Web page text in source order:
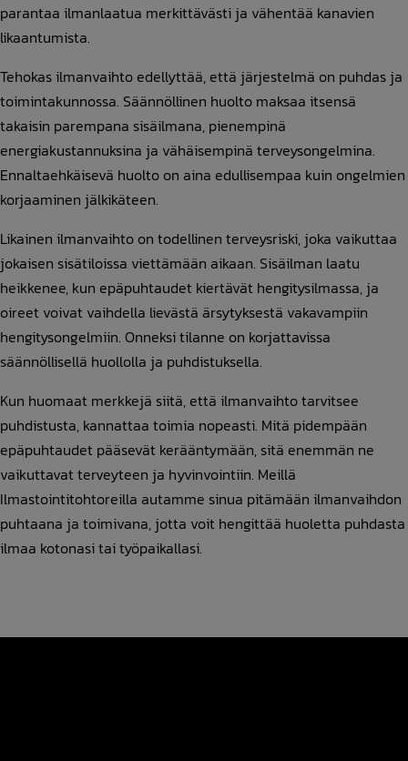
parantaa ilmanlaatua merkittävästi ja vähentää kanavien
likaantumista.
Tehokas ilmanvaihto edellyttää, että järjestelmä on puhdas ja
toimintakunnossa. Säännöllinen huolto maksaa itsensä
takaisin parempana sisäilmana, pienempinä
energiakustannuksina ja vähäisempinä terveysongelmina.
Ennaltaehkäisevä huolto on aina edullisempaa kuin ongelmien
korjaaminen jälkikäteen.
Likainen ilmanvaihto on todellinen terveysriski, joka vaikuttaa
jokaisen sisätiloissa viettämään aikaan. Sisäilman laatu
heikkenee, kun epäpuhtaudet kiertävät hengitysilmassa, ja
oireet voivat vaihdella lievästä ärsytyksestä vakavampiin
hengitysongelmiin. Onneksi tilanne on korjattavissa
säännöllisellä huollolla ja puhdistuksella.
Kun huomaat merkkejä siitä, että ilmanvaihto tarvitsee
puhdistusta, kannattaa toimia nopeasti. Mitä pidempään
epäpuhtaudet pääsevät kerääntymään, sitä enemmän ne
vaikuttavat terveyteen ja hyvinvointiin. Meillä
Ilmastointitohtoreilla autamme sinua pitämään ilmanvaihdon
puhtaana ja toimivana, jotta voit hengittää huoletta puhdasta
ilmaa kotonasi tai työpaikallasi.